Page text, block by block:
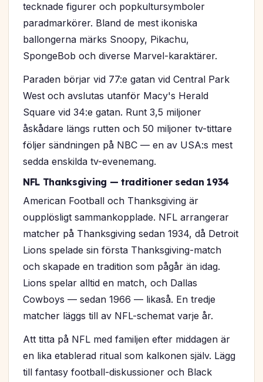
tecknade figurer och popkultursymboler
paradmarkörer. Bland de mest ikoniska
ballongerna märks Snoopy, Pikachu,
SpongeBob och diverse Marvel-karaktärer.
Paraden börjar vid 77:e gatan vid Central Park
West och avslutas utanför Macy's Herald
Square vid 34:e gatan. Runt 3,5 miljoner
åskådare längs rutten och 50 miljoner tv-tittare
följer sändningen på NBC — en av USA:s mest
sedda enskilda tv-evenemang.
NFL Thanksgiving — traditioner sedan 1934
American Football och Thanksgiving är
oupplösligt sammankopplade. NFL arrangerar
matcher på Thanksgiving sedan 1934, då Detroit
Lions spelade sin första Thanksgiving-match
och skapade en tradition som pågår än idag.
Lions spelar alltid en match, och Dallas
Cowboys — sedan 1966 — likaså. En tredje
matcher läggs till av NFL-schemat varje år.
Att titta på NFL med familjen efter middagen är
en lika etablerad ritual som kalkonen själv. Lägg
till fantasy football-diskussioner och Black